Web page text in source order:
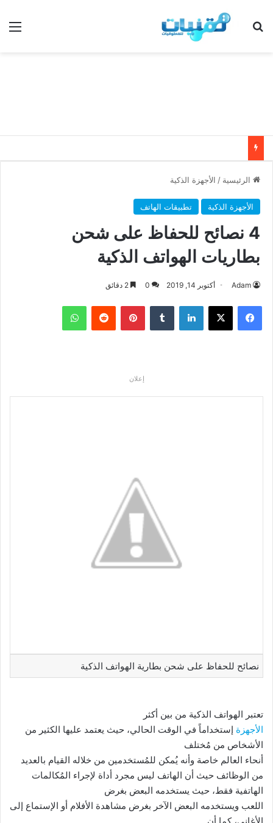
بحث عن
الرئيسية / الأجهزة الذكية
الأجهزة الذكية تطبيقات الهاتف
4 نصائح للحفاظ على شحن
بطاريات الهواتف الذكية
Adam أكتوبر 14, 2019 0
فيسبوك ‫X لينكدإن بينتيريست واتساب
إعلان
نصائح للحفاظ على شحن بطارية الهواتف الذكية
تعتبر الهواتف الذكية من بين أكثر
الأجهزة إستخداماً في الوقت الحالي، حيث يعتمد عليها الكثير من
الأشخاص من مُختلف
أنحاء العالم خاصة وأنه يُمكن للمُستخدمين من خلاله القيام بالعديد
من الوظائف حيث أن الهاتف ليس مجرد أداة لإجراء المُكالمات
الهاتفية فقط، حيث يستخدمه البعض بغرض
اللعب ويستخدمه البعض الآخر بغرض مشاهدة الأفلام أو الإستماع إلى